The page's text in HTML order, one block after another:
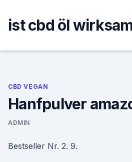
content
ist cbd öl
CBD VEGAN
Hanfpulver
ADMIN
Bestseller Nr. 2. 9.